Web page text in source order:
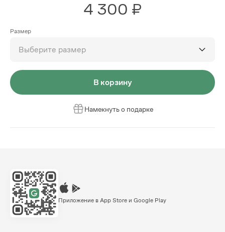
4 300 ₽
Размер
Выберите размер
В корзину
Намекнуть о подарке
Приложение в App Store и Google Play